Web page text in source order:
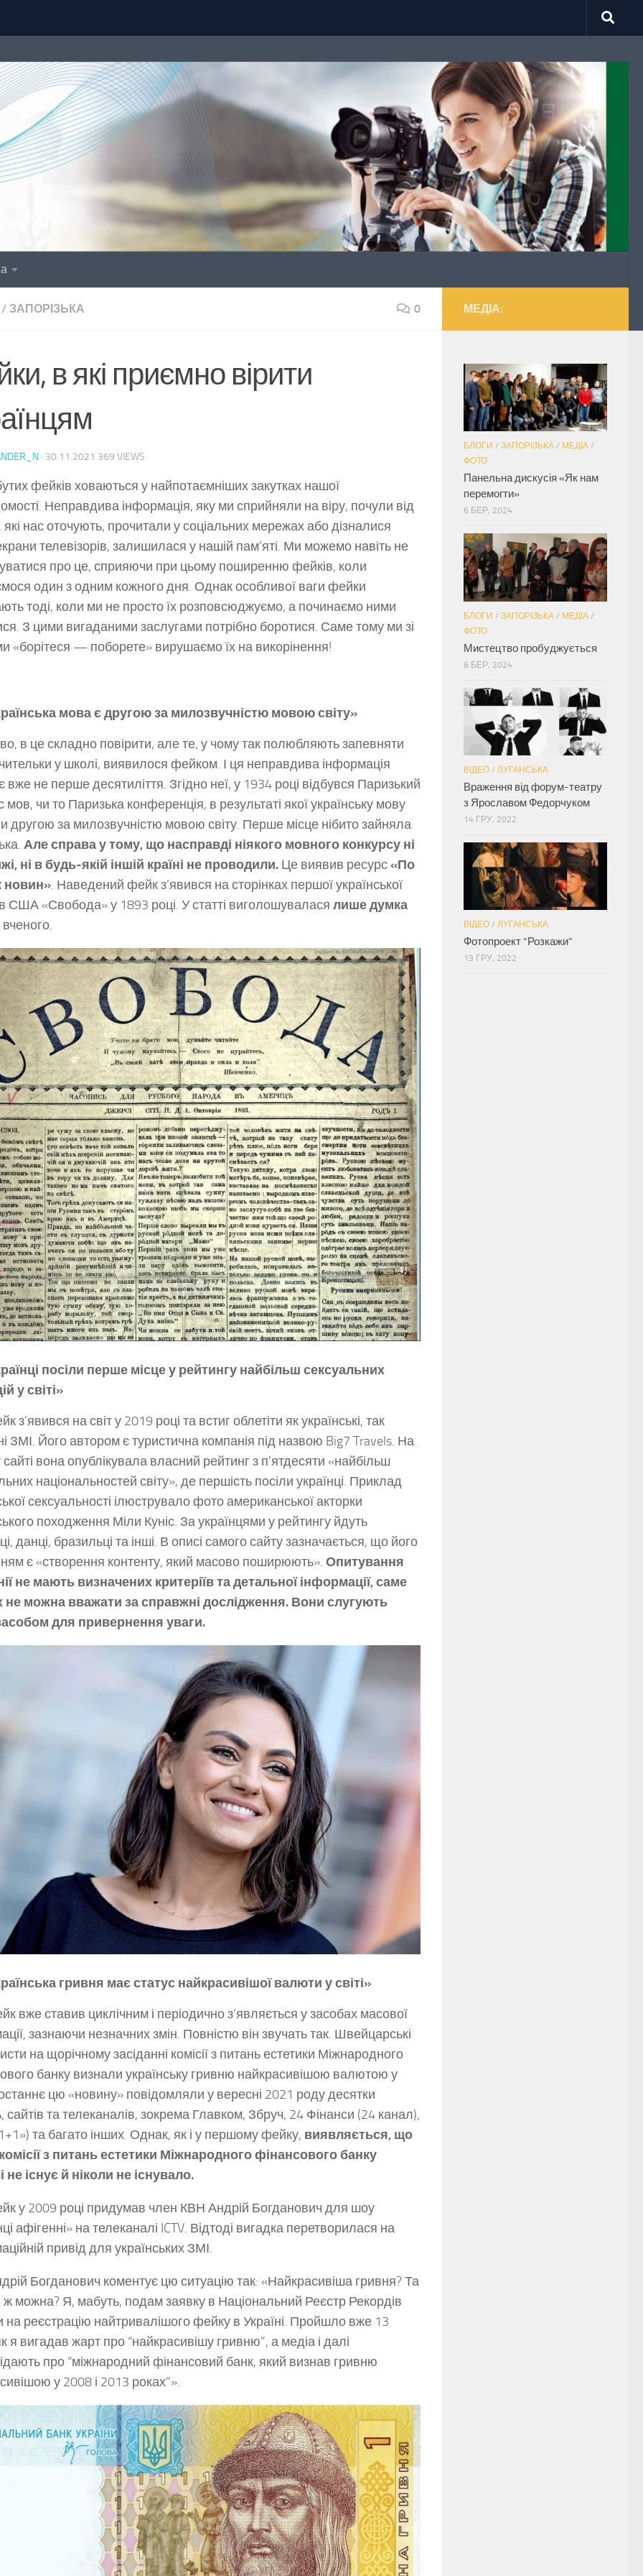
/ ЗАПОРІЗЬКА 0
в які приємно вірити
· 30.11.2021 369 VIEWS
фейків ховаються у найпотаємніших закутках нашої
Неправдива інформація, яку ми сприйняли на віру, почули від
нас оточують, прочитали у соціальних мережах або дізналися
телевізорів, залишилася у нашій пам’яті. Ми можемо навіть не
про це, сприяючи при цьому поширенню фейків, коли
один з одним кожного дня. Однак особливої ваги фейки
тоді, коли ми не просто їх розповсюджуємо, а починаємо ними
З цими вигаданими заслугами потрібно боротися. Саме тому ми зі
«борітеся — поборете» вирушаємо їх на викорінення!
мова є другою за милозвучністю мовою світу»
в це складно повірити, але те, у чому так полюбляють запевняти
у школі, виявилося фейком. І ця неправдива інформація
вже не перше десятиліття. Згідно неї, у 1934 році відбувся Паризький
мов, чи то Паризька конференція, в результаті якої українську мову
другою за милозвучністю мовою світу. Перше місце нібито зайняла
Але справа у тому, що насправді ніякого мовного конкурсу ні
ні в будь-якій іншій країні не проводили. Це виявив ресурс«По
новин». Наведений фейк з’явився на сторінках першої української
США «Свобода» у 1893 році. У статті виголошувалася лише думка
посіли перше місце у рейтингу найбільш сексуальних
у світі»
з’явився на світ у 2019 році та встиг облетіти як українські, так
ЗМІ. Його автором є туристична компанія під назвою Big7 Travels. На
вона опублікувала власний рейтинг з п’ятдесяти «найбільш
національностей світу», де першість посіли українці. Приклад
сексуальності ілюструвало фото американської акторки
походження Міли Куніс. За українцями у рейтингу йдуть
данці, бразильці та інші. В описі самого сайту зазначається, що його
є «створення контенту, який масово поширюють». Опитування
не мають визначених критеріїв та детальної інформації, саме
не можна вважати за справжні дослідження. Вони слугують
для привернення уваги.
гривня має статус найкрасивішої валюти у світі»
вже ставив циклічним і періодично з’являється у засобах масової
зазнаючи незначних змін. Повністю він звучать так. Швейцарські
на щорічному засіданні комісії з питань естетики Міжнародного
банку визнали українську гривню найкрасивішою валютою у
цю «новину» повідомляли у вересні 2021 роду десятки
сайтів та телеканалів, зокрема Главком, Збруч, 24 Фінанси (24 канал),
та багато інших. Однак, як і у першому фейку, виявляється, що
комісії з питань естетики Міжнародного фінансового банку
не існує й ніколи не існувало.
у 2009 році придумав член КВН Андрій Богданович для шоу
афігенні» на телеканалі ICTV. Відтоді вигадка перетворилася на
привід для українських ЗМІ.
Богданович коментує цю ситуацію так: «Найкрасивіша гривня? Та
ж можна? Я, мабуть, подам заявку в Національний Реєстр Рекордів
на реєстрацію найтривалішого фейку в Україні. Пройшло вже 13
я вигадав жарт про “найкрасивішу гривню”, а медіа і далі
про “міжнародний фінансовий банк, який визнав гривню
у 2008 і 2013 роках”».
МЕДІА:
БЛОГИ / ЗАПОРІЗЬКА / МЕДІА /
ФОТО
Панельна дискусія «Як нам
перемогти»
6 БЕР, 2024
БЛОГИ / ЗАПОРІЗЬКА / МЕДІА /
ФОТО
Мистецтво пробуджується
6 БЕР, 2024
ВІДЕО / ЛУГАНСЬКА
Враження від форум-театру
з Ярославом Федорчуком
14 ГРУ, 2022
ВІДЕО / ЛУГАНСЬКА
Фотопроект “Розкажи”
13 ГРУ, 2022